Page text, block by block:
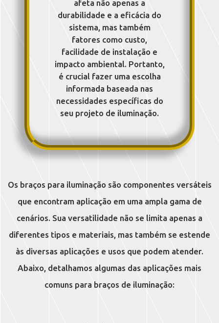
afeta não apenas a
durabilidade e a eficácia do
sistema, mas também
fatores como custo,
facilidade de instalação e
impacto ambiental. Portanto,
é crucial fazer uma escolha
informada baseada nas
necessidades específicas do
seu projeto de iluminação.
Os braços para iluminação são componentes versáteis
que encontram aplicação em uma ampla gama de
cenários. Sua versatilidade não se limita apenas a
diferentes tipos e materiais, mas também se estende
às diversas aplicações e usos que podem atender.
Abaixo, detalhamos algumas das aplicações mais
comuns para braços de iluminação: